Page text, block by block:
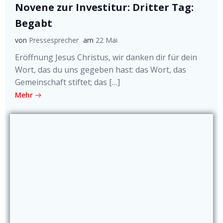
Novene zur Investitur: Dritter Tag:
Begabt
von Pressesprecher am 22 Mai
Eröffnung Jesus Christus, wir danken dir für dein
Wort, das du uns gegeben hast: das Wort, das
Gemeinschaft stiftet; das […]
Mehr